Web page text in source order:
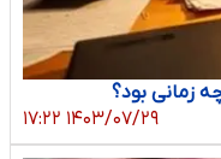
زمانی بود؟
۱۴۰۳/۰۷/۲۹ ۱۷:۲۲